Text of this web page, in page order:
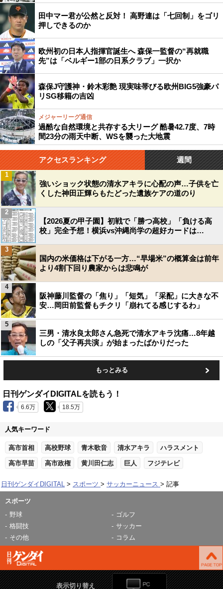
田中マー君が公然と反対！ 高野連は「七回制」をゴリ
押しできるのか
欧州初の日本人指揮官誕生へ 森保一監督の“再就職
先”は「ベルギー1部の日系クラブ」一択か
森保J守護神・鈴木彩艶 現実味帯びる欧州BIG5強豪パ
リSG移籍の吉凶
メジャーリーグ通信
過酷な自然環境と共存する大リーグ 酷暑42.7度、7時
間23分の雨天中断、WSを襲った大地震
アクセスランキング 週間
強いショック状態の清水アキラに心配の声…子供を亡
くした神田正輝らもたどった遺族ケアの道のり
1
【2026夏の甲子園】初戦で「勝つ高校」「負ける高
校」完全予想！横浜vs沖縄尚学の超好カードは…
2
国内の米価格は下がる一方…“早場米”の概算金は前年
より4割下回り農家からは悲鳴が
3
阪神藤川監督の「焦り」「短気」「采配」に大きな不
安…岡田前監督もチクリ「崩れてる感じするわ」
4
三男・清水良太郎さん急死で清水アキラ沈痛…8年越
しの「父子再共演」が始まったばかりだった
5
もっとみる
日刊ゲンダイDIGITALを読もう！
6.6万 18.5万
人気キーワード
高市首相 高校野球 青木歌音 清水アキラ ハラスメント
高市早苗 高市政権 黄川田仁志 巨人 フジテレビ
日刊ゲンダイDIGITAL スポーツ サッカーニュース 記事
スポーツ
野球
ゴルフ
格闘技
サッカー
その他
コラム
表示切り替え